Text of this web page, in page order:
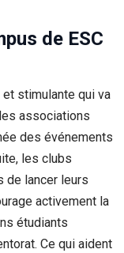
de ESC
et stimulante qui va
associations
des événements
les clubs
de lancer leurs
activement la
étudiants
Ce qui aident